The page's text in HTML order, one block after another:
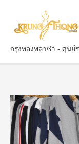
กรุงทองพลาซ่า - ศุนย์